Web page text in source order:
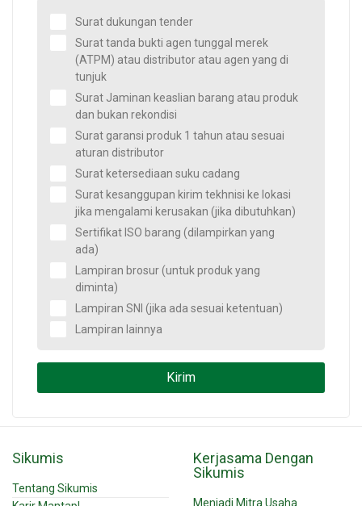
Surat dukungan tender
Surat tanda bukti agen tunggal merek
(ATPM) atau distributor atau agen yang di
tunjuk
Surat Jaminan keaslian barang atau produk
dan bukan rekondisi
Surat garansi produk 1 tahun atau sesuai
aturan distributor
Surat ketersediaan suku cadang
Surat kesanggupan kirim tekhnisi ke lokasi
jika mengalami kerusakan (jika dibutuhkan)
Sertifikat ISO barang (dilampirkan yang
ada)
Lampiran brosur (untuk produk yang
diminta)
Lampiran SNI (jika ada sesuai ketentuan)
Lampiran lainnya
Kirim
Sikumis
Tentang Sikumis
Kerjasama Dengan
Sikumis
Menjadi Mitra Usaha